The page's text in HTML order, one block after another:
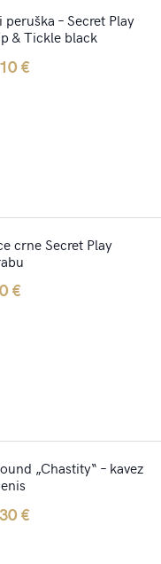
peruška – Secret Play
& Tickle black
€
crne Secret Play
€
„Chastity“ – kavez
€